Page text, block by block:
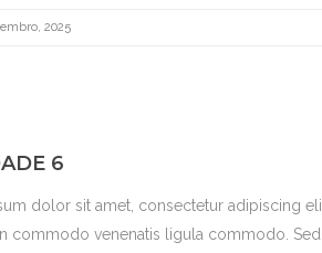
2025
6
dolor sit amet, consectetur adipiscing
commodo venenatis ligula commodo.